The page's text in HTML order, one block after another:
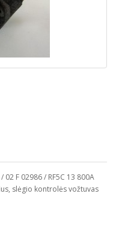
F 02986 / RF5C 13 800A
slėgio kontrolės vožtuvas